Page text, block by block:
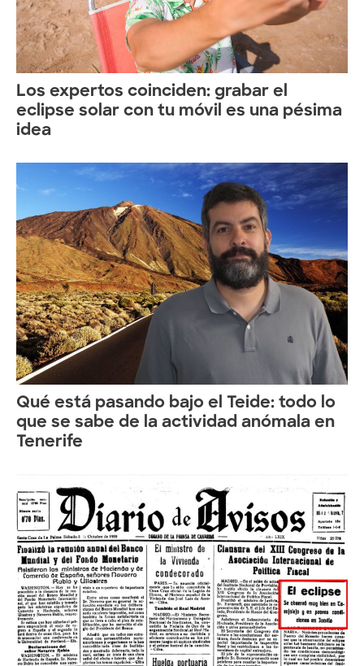
Los expertos coinciden: grabar el
eclipse solar con tu móvil es una pésima
idea
Qué está pasando bajo el Teide: todo lo
que se sabe de la actividad anómala en
Tenerife